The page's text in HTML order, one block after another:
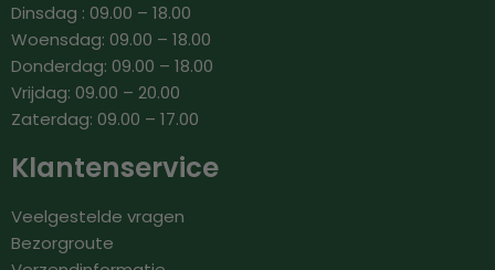
Dinsdag : 09.00 – 18.00
Woensdag: 09.00 – 18.00
Donderdag: 09.00 – 18.00
Vrijdag: 09.00 – 20.00
Zaterdag: 09.00 – 17.00
Klantenservice
Veelgestelde vragen
Bezorgroute